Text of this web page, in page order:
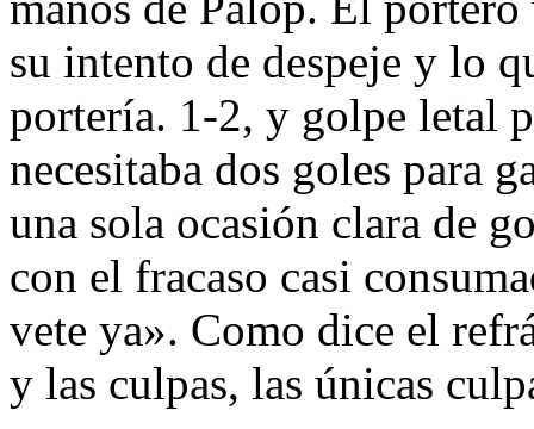
su intento de despeje y lo
portería. 1-2, y golpe letal
necesitaba dos goles para
una sola ocasión clara de
con el fracaso casi
vete ya». Como dice el
y las culpas, las únicas